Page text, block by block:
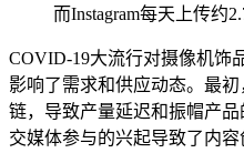
而Instagram每天上传约
COVID-19大流行对摄像机饰
影响了需求和供应动态。最
链，导致产量延迟和振帽产
交媒体参与的兴起导致了内